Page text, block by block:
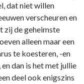
dat niet willen
verscheuren en
zij de geheimste
alleen maar een
te koesteren, -en
dan is het met jullie
deel ook enigszins